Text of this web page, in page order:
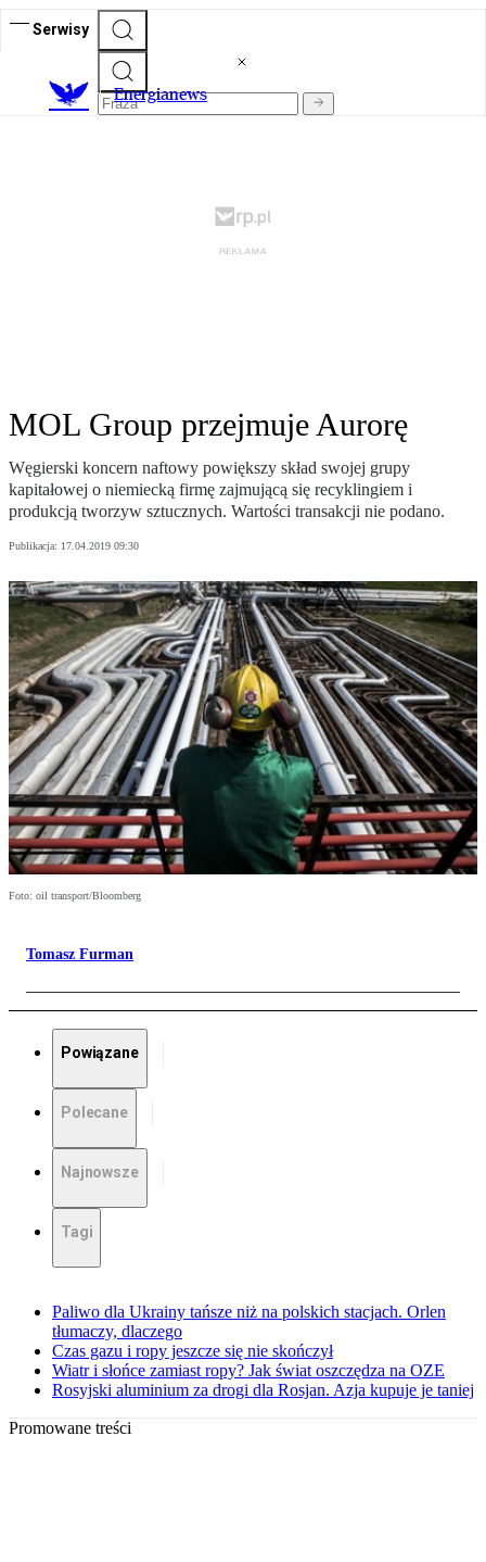
Serwisy
Energianews
MOL Group przejmuje Aurorę
Węgierski koncern naftowy powiększy skład swojej grupy
kapitałowej o niemiecką firmę zajmującą się recyklingiem i
produkcją tworzyw sztucznych. Wartości transakcji nie podano.
Publikacja: 17.04.2019 09:30
Foto: oil transport/Bloomberg
Tomasz Furman
Powiązane
Polecane
Najnowsze
Tagi
Paliwo dla Ukrainy tańsze niż na polskich stacjach. Orlen
tłumaczy, dlaczego
Czas gazu i ropy jeszcze się nie skończył
Wiatr i słońce zamiast ropy? Jak świat oszczędza na OZE
Rosyjski aluminium za drogi dla Rosjan. Azja kupuje je taniej
Promowane treści